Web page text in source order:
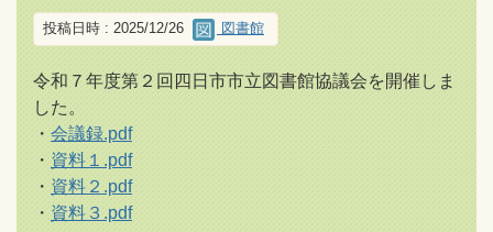
投稿日時 : 2025/12/26 図書館
令和７年度第２回四日市市立図書館協議会を開催しま
した。
・ 会議録.pdf
・ 資料１.pdf
・ 資料２.pdf
・ 資料３.pdf